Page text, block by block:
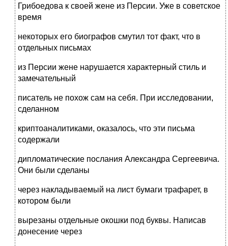
Грибоедова к своей жене из Персии. Уже в советское
время
некоторых его биографов смутил тот факт, что в
отдельных письмах
из Персии жене нарушается характерный стиль и
замечательный
писатель не похож сам на себя. При исследовании,
сделанном
криптоаналитиками, оказалось, что эти письма
содержали
дипломатические послания Александра Сергеевича.
Они были сделаны
через накладываемый на лист бумаги трафарет, в
котором были
вырезаны отдельные окошки под буквы. Написав
донесение через